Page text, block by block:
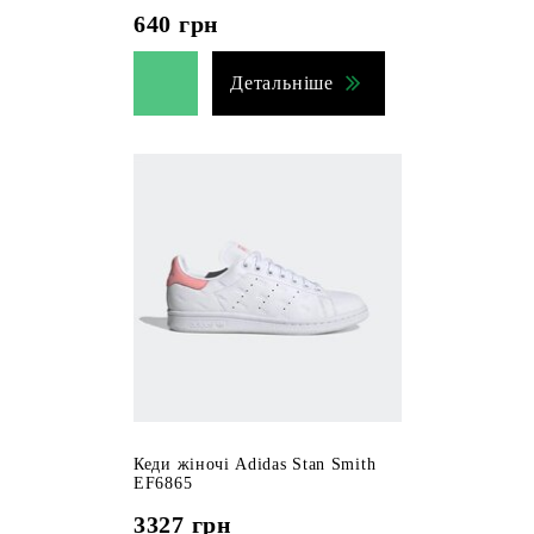
640 грн
Детальніше
Кеди жіночі Adidas Stan Smith
EF6865
3327 грн